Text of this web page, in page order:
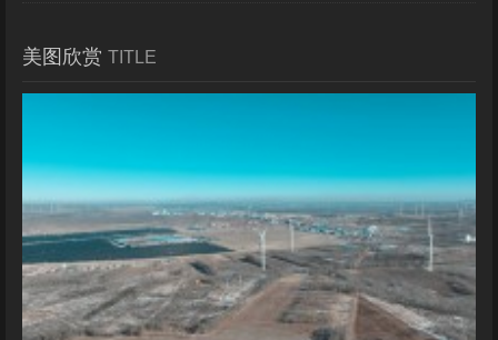
美图欣赏 TITLE